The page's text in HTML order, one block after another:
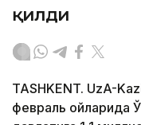
қилди
TASHKENT. UzA-
февраль ойларида